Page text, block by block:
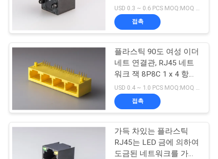
리
에
여
냅니다
USD 0.3 ~ 0.6 PCS MOQ:MOQ 500-5KPC
접촉
플라스틱 90도 여성 이더
네트 연결관, RJ45 네트
워크 잭 8P8C 1 x 4 항구
색깔 황색
접촉
가득 차있는 플라스틱
RJ45는 LED 금에 의하여
도금된 네트워크를 가진